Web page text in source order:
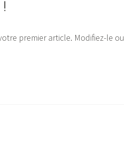
premier article. Modifiez-le ou